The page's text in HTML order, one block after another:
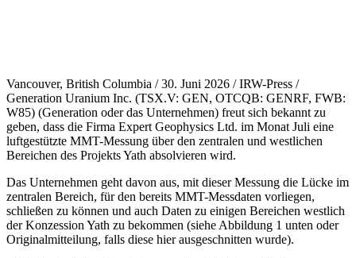
Vancouver, British Columbia / 30. Juni 2026 / IRW-Press /
Generation Uranium Inc. (TSX.V: GEN, OTCQB: GENRF, FWB:
W85) (Generation oder das Unternehmen) freut sich bekannt zu
geben, dass die Firma Expert Geophysics Ltd. im Monat Juli eine
luftgestützte MMT-Messung über den zentralen und westlichen
Bereichen des Projekts Yath absolvieren wird.
Das Unternehmen geht davon aus, mit dieser Messung die Lücke im
zentralen Bereich, für den bereits MMT-Messdaten vorliegen,
schließen zu können und auch Daten zu einigen Bereichen westlich
der Konzession Yath zu bekommen (siehe Abbildung 1 unten oder
Originalmitteilung, falls diese hier ausgeschnitten wurde).